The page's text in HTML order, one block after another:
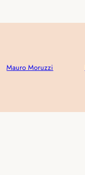
Mauro Moruzzi